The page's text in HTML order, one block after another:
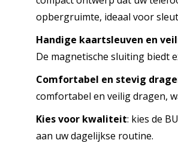
opbergruimte, ideaal voor
Handige kaartsleuven en
De magnetische sluiting biedt
Comfortabel en stevig
comfortabel en veilig dragen,
Kies voor kwaliteit: kies de
aan uw dagelijkse routine.